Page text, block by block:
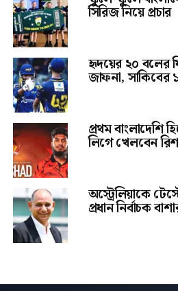
সিরিজ নিয়ে প্রচার
হৃদয়ের ২০ বলের
জাফনা, সাকিবের
প্রথম বাংলাদেশি
লিগে খেলবেন
অস্ট্রেলিয়াকে
প্রধান নির্বাচক